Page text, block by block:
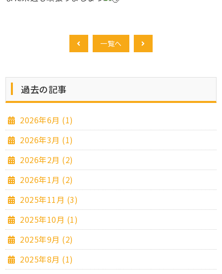
一覧へ
過去の記事
2026年6月 (1)
2026年3月 (1)
2026年2月 (2)
2026年1月 (2)
2025年11月 (3)
2025年10月 (1)
2025年9月 (2)
2025年8月 (1)